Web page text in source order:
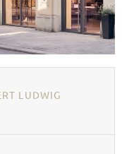
LUDWIG